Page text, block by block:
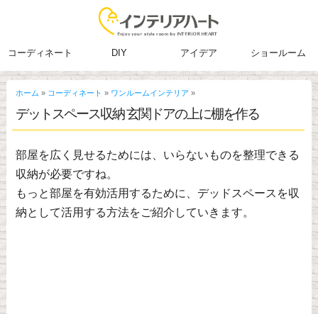
コーディネート DIY アイデア ショールーム
ホーム » コーディネート » ワンルームインテリア »
デットスペース収納 玄関ドアの上に棚を作る
部屋を広く見せるためには、いらないものを整理できる
収納が必要ですね。
もっと部屋を有効活用するために、デッドスペースを収
納として活用する方法をご紹介していきます。